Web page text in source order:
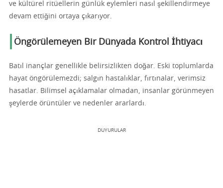
ve kültürel ritüellerin günlük eylemleri nasıl şekillendirmeye
devam ettiğini ortaya çıkarıyor.
Öngörülemeyen Bir Dünyada Kontrol İhtiyacı
Batıl inançlar genellikle belirsizlikten doğar. Eski toplumlarda
hayat öngörülemezdi; salgın hastalıklar, fırtınalar, verimsiz
hasatlar. Bilimsel açıklamalar olmadan, insanlar görünmeyen
şeylerde örüntüler ve nedenler ararlardı.
DUYURULAR